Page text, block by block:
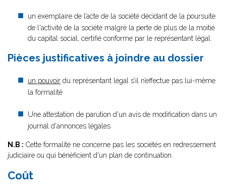
un exemplaire de l’acte de la société décidant de la poursuite
de l'activité de la société malgré la perte de plus de la moitié
du capital social, certifié conforme par le représentant légal.
Pièces justificatives à joindre au dossier
un pouvoir du représentant légal s’il n’effectue pas lui-même
la formalité
Une attestation de parution d'un avis de modification dans un
journal d'annonces légales
N.B : Cette formalité ne concerne pas les sociétés en redressement
judiciaire ou qui bénéficient d'un plan de continuation.
Coût